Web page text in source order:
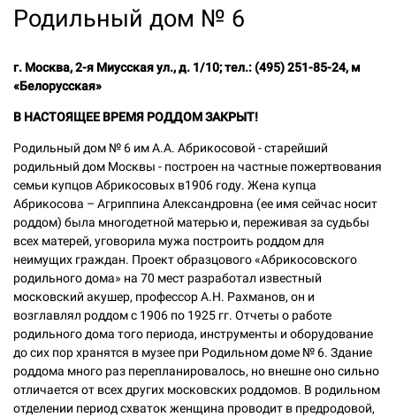
Родильный дом № 6
г. Москва, 2-я Миусская ул., д. 1/10; тел.:(495) 251-85-24, м
«Белорусская»
В НАСТОЯЩЕЕ ВРЕМЯ РОДДОМ ЗАКРЫТ!
Родильный дом № 6 им А.А. Абрикосовой - старейший
родильный дом Москвы - построен на частные пожертвования
семьи купцов Абрикосовых в1906 году. Жена купца
Абрикосова – Агриппина Александровна (ее имя сейчас носит
роддом) была многодетной матерью и, переживая за судьбы
всех матерей, уговорила мужа построить роддом для
неимущих граждан. Проект образцового «Абрикосовского
родильного дома» на 70 мест разработал известный
московский акушер, профессор А.Н. Рахманов, он и
возглавлял роддом с 1906 по 1925 гг. Отчеты о работе
родильного дома того периода, инструменты и оборудование
до сих пор хранятся в музее при Родильном доме № 6. Здание
роддома много раз перепланировалось, но внешне оно сильно
отличается от всех других московских роддомов. В родильном
отделении период схваток женщина проводит в предродовой,